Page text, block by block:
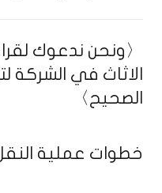
〈ونحن ندعوك
الاثاث في الشركة
الصحيح〉
خطوات عملية